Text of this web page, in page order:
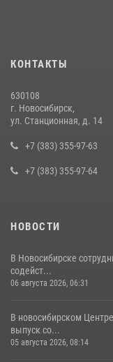
В Новосибирске
13 июля 2026, 05:38
Росгвардии задержаны
полиции
КОНТАКТЫ
630108
г. Новосибирск,
ул. Станционная, д. 14
+7 (383) 355-97-63
+7 (383) 355-97-64
НОВОСТИ
В Новосибирске
содейст...
06 августа 2026, 06:31
В новосибирском
выпуск со...
05 августа 2026, 08:14